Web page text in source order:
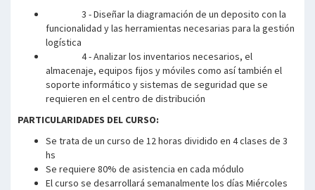
3 - Diseñar la diagramación de un deposito con la
funcionalidad y las herramientas necesarias para la gestión
logística
4 - Analizar los inventarios necesarios, el
almacenaje, equipos fijos y móviles como así también el
soporte informático y sistemas de seguridad que se
requieren en el centro de distribución
PARTICULARIDADES DEL CURSO:
Se trata de un curso de 12 horas dividido en 4 clases de 3
hs
Se requiere 80% de asistencia en cada módulo
El curso se desarrollará semanalmente los días Miércoles